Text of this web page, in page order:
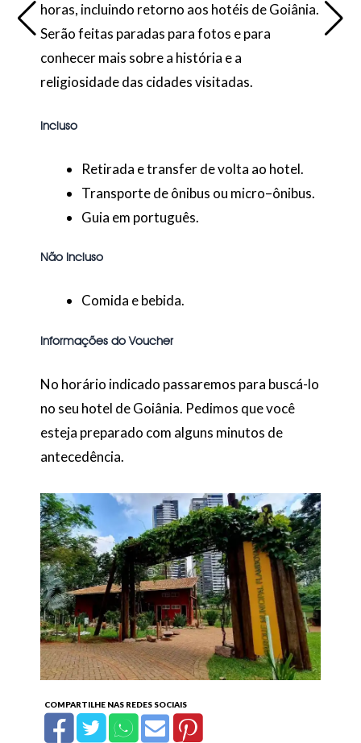
horas, incluindo retorno aos hotéis de Goiânia.
Serão feitas paradas para fotos e para
conhecer mais sobre a história e a
religiosidade das cidades visitadas.
Incluso
Retirada e transfer de volta ao hotel.
Transporte de ônibus ou micro–ônibus.
Guia em português.
Não Incluso
Comida e bebida.
Informações do Voucher
No horário indicado passaremos para buscá-lo
no seu hotel de Goiânia. Pedimos que você
esteja preparado com alguns minutos de
antecedência.